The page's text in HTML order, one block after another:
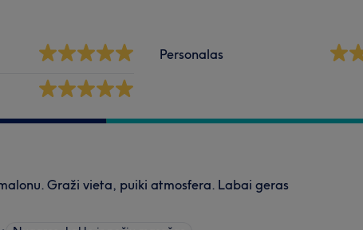
Personalas
Graži vieta, puiki atmosfera. Labai geras